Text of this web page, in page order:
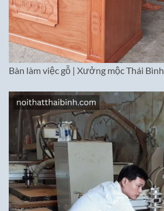
Bàn làm việc gỗ | Xưởng mộc Thái Bình